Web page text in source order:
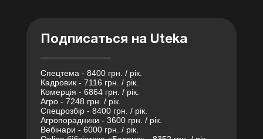
Подписаться на Uteka
Спецтема - 8400 грн. / рік.
Кадровик - 7116 грн. / рік.
Комерція - 6864 грн. / рік.
Агро - 7248 грн. / рік.
Спецрозбір - 8400 грн. / рік.
Агропорадники - 3600 грн. / рік.
Вебінари - 6000 грн. / рік.